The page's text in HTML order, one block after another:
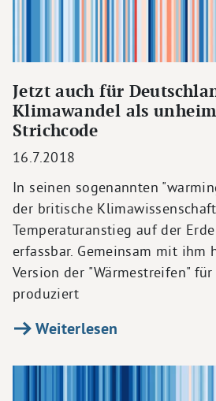
Jetzt auch für
Klimawandel als
Strichcode
16.7.2018
In seinen sogenannten
der britische
Temperaturanstieg auf der
erfassbar. Gemeinsam mit ihm
Version der "Wärmestreifen"
produziert
Weiterlesen